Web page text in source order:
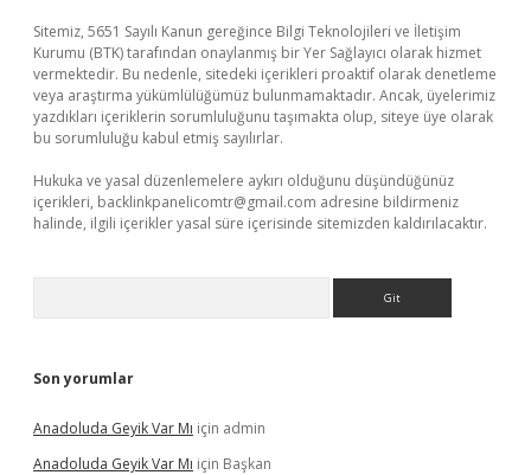
Sitemiz, 5651 Sayılı Kanun gereğince Bilgi Teknolojileri ve İletişim
Kurumu (BTK) tarafından onaylanmış bir Yer Sağlayıcı olarak hizmet
vermektedir. Bu nedenle, sitedeki içerikleri proaktif olarak denetleme
veya araştırma yükümlülüğümüz bulunmamaktadır. Ancak, üyelerimiz
yazdıkları içeriklerin sorumluluğunu taşımakta olup, siteye üye olarak
bu sorumluluğu kabul etmiş sayılırlar.
Hukuka ve yasal düzenlemelere aykırı olduğunu düşündüğünüz
içerikleri, backlinkpanelicomtr@gmail.com adresine bildirmeniz
halinde, ilgili içerikler yasal süre içerisinde sitemizden kaldırılacaktır.
Son yorumlar
Anadoluda Geyik Var Mı için admin
Anadoluda Geyik Var Mı için Başkan